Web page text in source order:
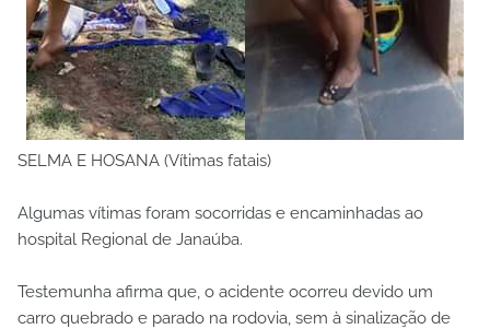
SELMA E HOSANA (Vítimas fatais)
Algumas vítimas foram socorridas e encaminhadas ao
hospital Regional de Janaúba.
Testemunha afirma que, o acidente ocorreu devido um
carro quebrado e parado na rodovia, sem à sinalização de